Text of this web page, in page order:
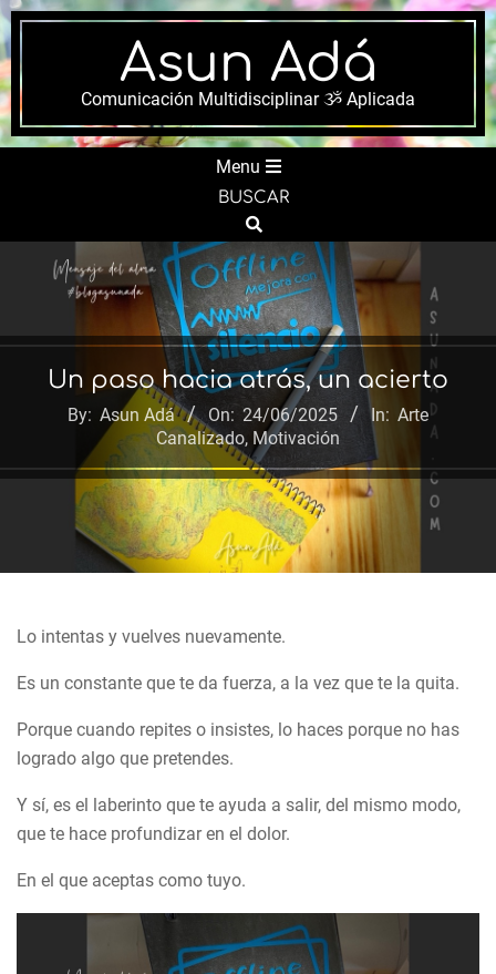
Skip
to
content
Asun Adá
Comunicación Multidisciplinar ૐ Aplicada
Menu
BUSCAR
Search
Un paso hacia atrás, un acierto
By: Asun Adá On: 24/06/2025 In: Arte
Canalizado, Motivación
Lo intentas y vuelves nuevamente.
Es un constante que te da fuerza, a la vez que te la quita.
Porque cuando repites o insistes, lo haces porque no has
logrado algo que pretendes.
Y sí, es el laberinto que te ayuda a salir, del mismo modo,
que te hace profundizar en el dolor.
En el que aceptas como tuyo.